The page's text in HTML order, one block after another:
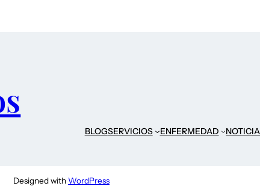
BLOGSERVICIOS ENFERMEDAD
Designed withWordPress